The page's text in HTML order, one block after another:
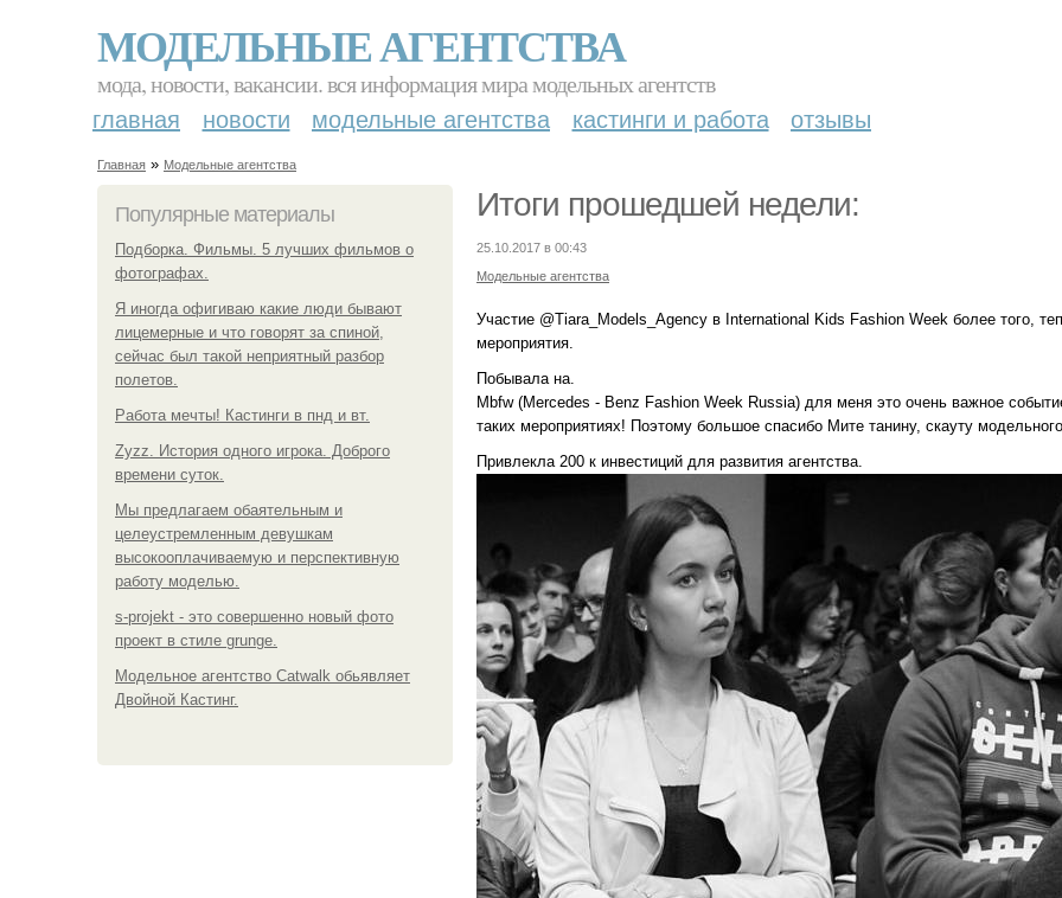
МОДЕЛЬНЫЕ АГЕНТСТВА
мода, новости, вакансии. вся информация мира модельных агентств
главная новости модельные агентства кастинги и работа отзывы
Главная » Модельные агентства
Популярные материалы
Подборка. Фильмы. 5 лучших фильмов о
фотографах.
Я иногда офигиваю какие люди бывают
лицемерные и что говорят за спиной,
сейчас был такой неприятный разбор
полетов.
Работа мечты! Кастинги в пнд и вт.
Zyzz. История одного игрока. Доброго
времени суток.
Мы предлагаем обаятельным и
целеустремленным девушкам
высокооплачиваемую и перспективную
работу моделью.
s-projekt - это совершенно новый фото
проект в стиле grunge.
Модельное агентство Catwalk обьявляет
Двойной Кастинг.
Итоги прошедшей недели:
25.10.2017 в 00:43
Модельные агентства
Участие @Tiara_Models_Agency в International Kids Fashion Week более того,
мероприятия.
Побывала на.
Mbfw (Mercedes - Benz Fashion Week Russia) для меня это очень важное
таких мероприятиях! Поэтому большое спасибо Мите танину, скауту
Привлекла 200 к инвестиций для развития агентства.